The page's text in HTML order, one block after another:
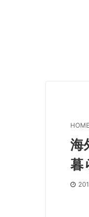
HOME
海
暮